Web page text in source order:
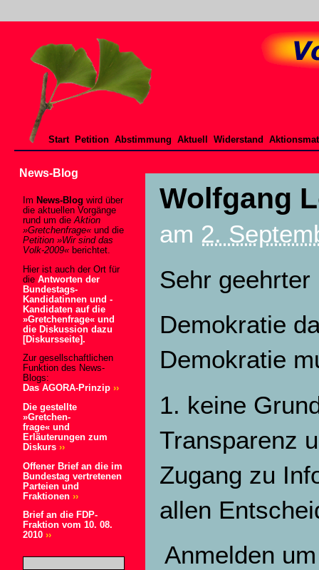
Start Petition Abstimmung Aktuell Widerstand
News-Blog
Im News-Blog wird über
die aktuellen Vorgänge
rund um dieAktion
»Gretchenfrage« und die
Petition »Wir sind das
Volk-2009« berichtet.
Hier ist auch der Ort für
dieAntworten der
Bundestags-
Kandidatinnen und -
Kandidaten auf die
»Gretchenfrage« und
die Diskussion dazu
[Diskursseite].
Zur gesellschaftlichen
Funktion des News-
Blogs:
Das AGORA-Prinzip ››
Die gestellte
»Gretchen-
frage« und
Erläuterungen zum
Diskurs ››
Offener Brief an die im
Bundestag vertretenen
Parteien und
Fraktionen ››
Brief an die FDP-
Fraktion vom 10. 08.
2010 ››
Wolfgang
am 2.
Sehr
Demokratie
Demokratie
1. keine
Transparenz
Zugang zu
allen
Anmelden